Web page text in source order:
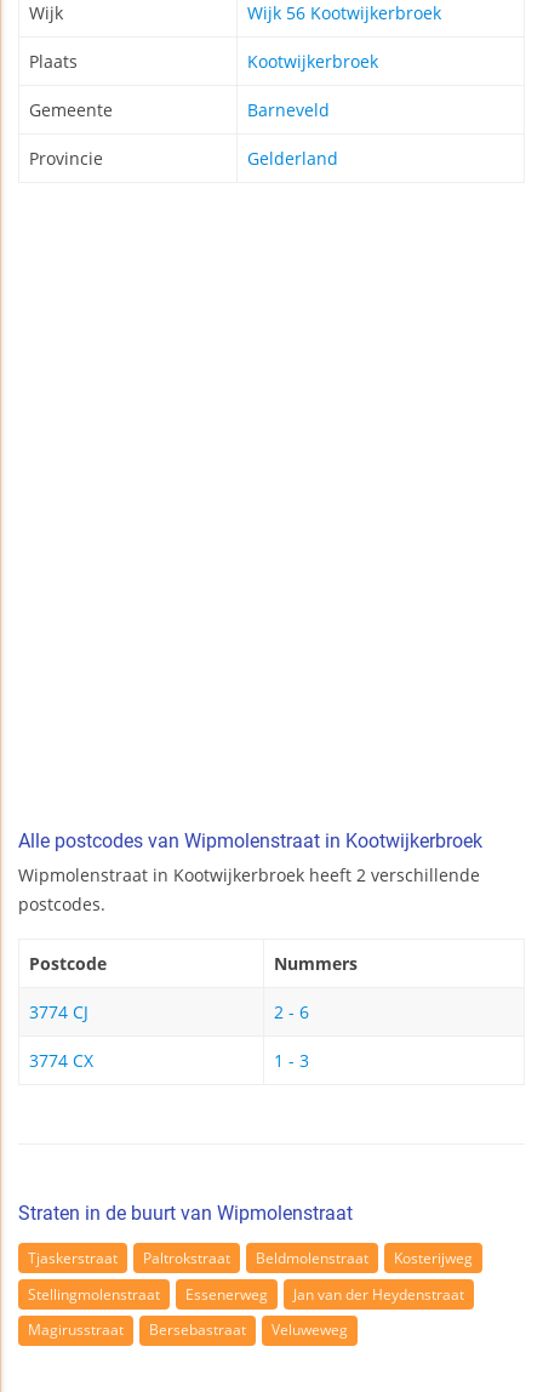
Wijk Wijk 56 Kootwijkerbroek
Plaats Kootwijkerbroek
Gemeente Barneveld
Provincie Gelderland
Alle postcodes van Wipmolenstraat in Kootwijkerbroek
Wipmolenstraat in Kootwijkerbroek heeft 2 verschillende
postcodes.
Postcode Nummers
3774 CJ 2 - 6
3774 CX 1 - 3
Straten in de buurt van Wipmolenstraat
Tjaskerstraat Paltrokstraat Beldmolenstraat
Kosterijweg
Stellingmolenstraat
Essenerweg
Jan van der Heydenstraat
Magirusstraat
Bersebastraat Veluweweg